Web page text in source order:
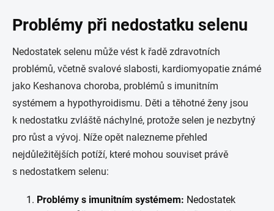
Problémy při nedostatku selenu
Nedostatek selenu může vést k řadě zdravotních
problémů, včetně svalové slabosti, kardiomyopatie známé
jako Keshanova choroba, problémů s imunitním
systémem a hypothyroidismu. Děti a těhotné ženy jsou
k nedostatku zvláště náchylné, protože selen je nezbytný
pro růst a vývoj. Níže opět nalezneme přehled
nejdůležitějších potíží, které mohou souviset právě
s nedostatkem selenu:
Problémy s imunitním systémem: Nedostatek